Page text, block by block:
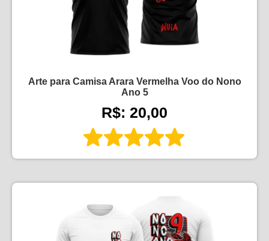
Arte para Camisa Arara Vermelha Voo do Nono
Ano 5
R$: 20,00